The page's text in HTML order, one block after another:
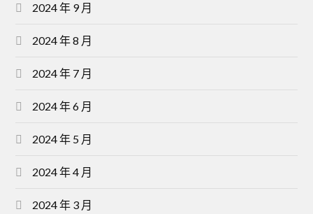
2024 年 9 月
2024 年 8 月
2024 年 7 月
2024 年 6 月
2024 年 5 月
2024 年 4 月
2024 年 3 月